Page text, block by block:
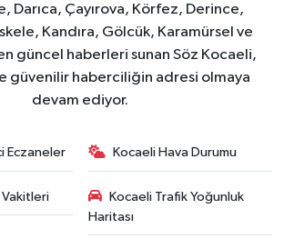
Darıca, Çayırova, Körfez, Derince,
Kandıra, Gölcük, Karamürsel ve
en güncel haberleri sunan Söz Kocaeli,
güvenilir haberciliğin adresi olmaya
devam ediyor.
Eczaneler Kocaeli Hava Durumu
Vakitleri
Kocaeli Trafik Yoğunluk
Haritası